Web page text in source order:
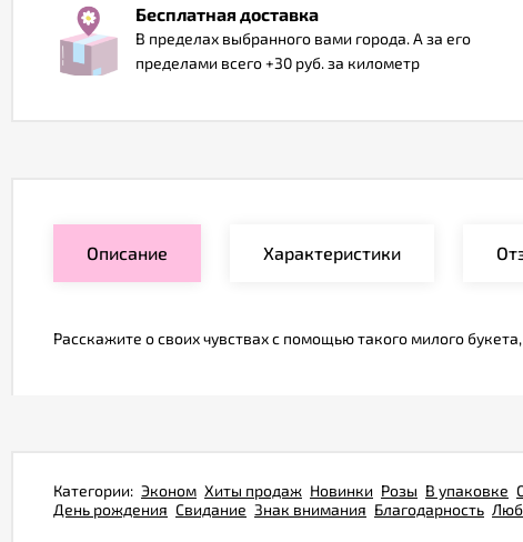
Бесплатная доставка
В пределах выбранного вами города. А за его
пределами всего +30 руб. за километр
Описание Характеристики
Расскажите о своих чувствах с помощью такого милого
Категории: Эконом Хиты продаж Новинки Розы В упаковке
День рождения Свидание Знак внимания Благодарность